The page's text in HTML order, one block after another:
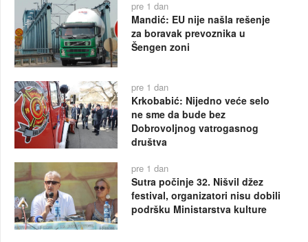
pre 1 dan
Mandić: EU nije našla rešenje
za boravak prevoznika u
Šengen zoni
pre 1 dan
Krkobabić: Nijedno veće selo
ne sme da bude bez
Dobrovoljnog vatrogasnog
društva
pre 1 dan
Sutra počinje 32. Nišvil džez
festival, organizatori nisu dobili
podršku Ministarstva kulture